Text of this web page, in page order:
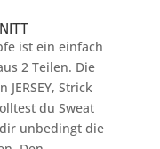
ist ein einfach
2 Teilen. Die
Strick
du Sweat
unbedingt die